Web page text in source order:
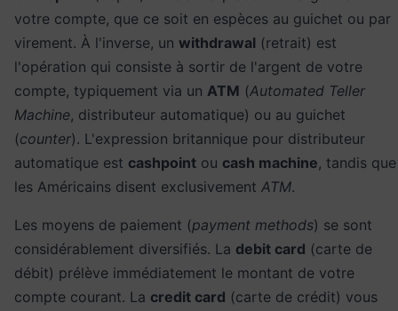
votre compte, que ce soit en espèces au guichet ou par
virement. À l'inverse, un withdrawal (retrait) est
l'opération qui consiste à sortir de l'argent de votre
compte, typiquement via un ATM (Automated Teller
Machine, distributeur automatique) ou au guichet
(counter). L'expression britannique pour distributeur
automatique est cashpoint ou cash machine, tandis que
les Américains disent exclusivement ATM.
Les moyens de paiement (payment methods) se sont
considérablement diversifiés. La debit card (carte de
débit) prélève immédiatement le montant de votre
compte courant. La credit card (carte de crédit) vous